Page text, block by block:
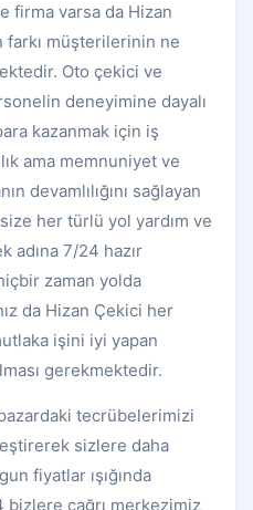
firma varsa da Hizan
müşterilerinin ne
Oto çekici ve
deneyimine dayalı
kazanmak için iş
ama memnuniyet ve
devamlılığını sağlayan
her türlü yol yardım ve
adına 7/24 hazır
zaman yolda
da Hizan Çekici her
işini iyi yapan
gerekmektedir.
tecrübelerimizi
sizlere daha
fiyatlar ışığında
çağrı merkezimiz